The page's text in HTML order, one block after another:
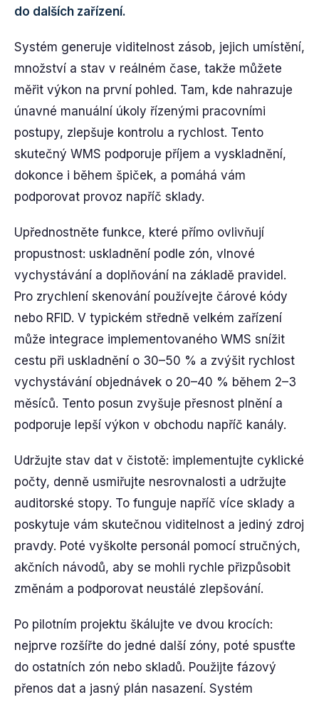
do dalších zařízení.
Systém generuje viditelnost zásob, jejich umístění,
množství a stav v reálném čase, takže můžete
měřit výkon na první pohled. Tam, kde nahrazuje
únavné manuální úkoly řízenými pracovními
postupy, zlepšuje kontrolu a rychlost. Tento
skutečný WMS podporuje příjem a vyskladnění,
dokonce i během špiček, a pomáhá vám
podporovat provoz napříč sklady.
Upřednostněte funkce, které přímo ovlivňují
propustnost: uskladnění podle zón, vlnové
vychystávání a doplňování na základě pravidel.
Pro zrychlení skenování používejte čárové kódy
nebo RFID. V typickém středně velkém zařízení
může integrace implementovaného WMS snížit
cestu při uskladnění o 30–50 % a zvýšit rychlost
vychystávání objednávek o 20–40 % během 2–3
měsíců. Tento posun zvyšuje přesnost plnění a
podporuje lepší výkon v obchodu napříč kanály.
Udržujte stav dat v čistotě: implementujte cyklické
počty, denně usmiřujte nesrovnalosti a udržujte
auditorské stopy. To funguje napříč více sklady a
poskytuje vám skutečnou viditelnost a jediný zdroj
pravdy. Poté vyškolte personál pomocí stručných,
akčních návodů, aby se mohli rychle přizpůsobit
změnám a podporovat neustálé zlepšování.
Po pilotním projektu škálujte ve dvou krocích:
nejprve rozšířte do jedné další zóny, poté spusťte
do ostatních zón nebo skladů. Použijte fázový
přenos dat a jasný plán nasazení. Systém